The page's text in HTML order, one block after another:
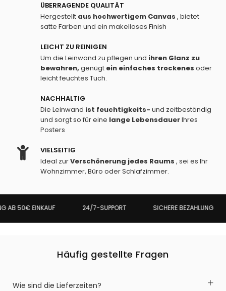
ÜBERRAGENDE QUALITÄT
Hergestellt aus hochwertigem Canvas , bietet
satte Farben und ein makelloses Finish
LEICHT ZU REINIGEN
Um die Leinwand zu pflegen und ihren Glanz zu
bewahren, genügt ein einfaches trockenes oder
leicht feuchtes Tuch.
NACHHALTIG
Die Leinwand ist feuchtigkeits- und zeitbeständig
und sorgt so für eine lange LebensdauerIhres
Posters
VIELSEITIG
Ideal zurVerschönerung jedes Raums , sei es Ihr
Wohnzimmer, Büro oder Schlafzimmer.
AB 50€ EINKAUF 24/7-SUPPORT SICHERE BEZAHLUNG
Häufig gestellte Fragen
Wie sind die Lieferzeiten?